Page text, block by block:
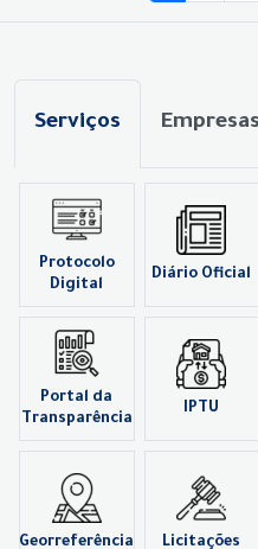
Serviços Empresas
Protocolo
Digital
Diário Oficial
Portal da
Transparência
IPTU
Georreferência Licitações